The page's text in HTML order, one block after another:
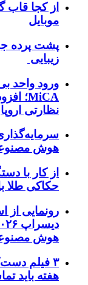
از کجا قاب
موبایل
پشت پرده
زیبایی
ورود واحد
نظارتی اروپا
هوش
از کار با
حکاکی طلا
هوش
۳ فیلم
هفته باید